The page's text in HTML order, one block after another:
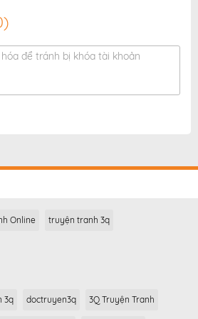
)
để tránh bị khóa tài khoản
Online truyện tranh 3q
3q doctruyen3q 3Q Truyện Tranh